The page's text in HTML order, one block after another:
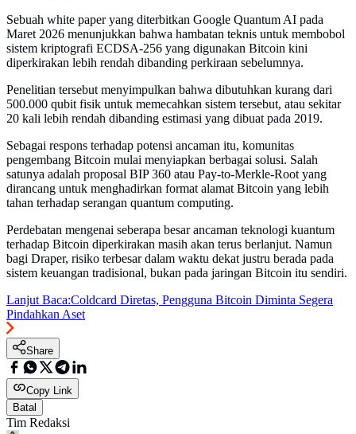
Sebuah white paper yang diterbitkan Google Quantum AI pada
Maret 2026 menunjukkan bahwa hambatan teknis untuk membobol
sistem kriptografi ECDSA-256 yang digunakan Bitcoin kini
diperkirakan lebih rendah dibanding perkiraan sebelumnya.
Penelitian tersebut menyimpulkan bahwa dibutuhkan kurang dari
500.000 qubit fisik untuk memecahkan sistem tersebut, atau sekitar
20 kali lebih rendah dibanding estimasi yang dibuat pada 2019.
Sebagai respons terhadap potensi ancaman itu, komunitas
pengembang Bitcoin mulai menyiapkan berbagai solusi. Salah
satunya adalah proposal BIP 360 atau Pay-to-Merkle-Root yang
dirancang untuk menghadirkan format alamat Bitcoin yang lebih
tahan terhadap serangan quantum computing.
Perdebatan mengenai seberapa besar ancaman teknologi kuantum
terhadap Bitcoin diperkirakan masih akan terus berlanjut. Namun
bagi Draper, risiko terbesar dalam waktu dekat justru berada pada
sistem keuangan tradisional, bukan pada jaringan Bitcoin itu sendiri.
Lanjut Baca:Coldcard Diretas, Pengguna Bitcoin Diminta Segera
Pindahkan Aset
Share
Copy Link
Batal
Tim Redaksi